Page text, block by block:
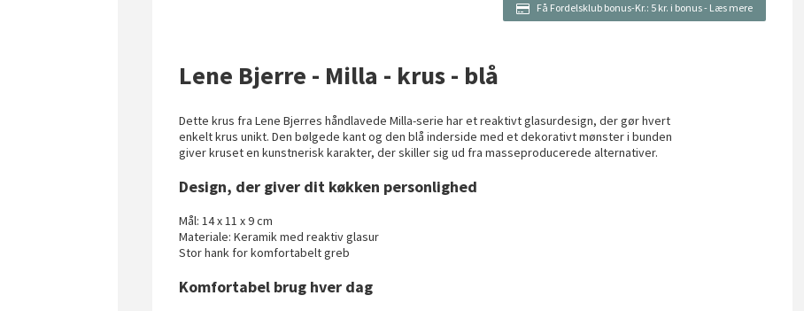
Få Fordelsklub bonus-Kr.: 5 kr. i bonus- Læs mere
Lene Bjerre - Milla - krus - blå
Dette krus fra Lene Bjerres håndlavede Milla-serie har et reaktivt glasurdesign, der gør hvert
enkelt krus unikt. Den bølgede kant og den blå inderside med et dekorativt mønster i bunden
giver kruset en kunstnerisk karakter, der skiller sig ud fra masseproducerede alternativer.
Design, der giver dit køkken personlighed
Mål: 14 x 11 x 9 cm
Materiale: Keramik med reaktiv glasur
Stor hank for komfortabelt greb
Komfortabel brug hver dag